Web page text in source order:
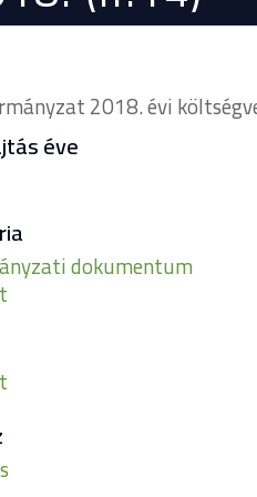
2018. évi
éve
dokumentum